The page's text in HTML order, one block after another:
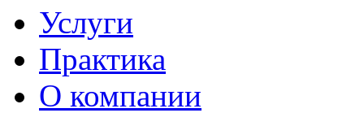
Услуги
Практика
О компании